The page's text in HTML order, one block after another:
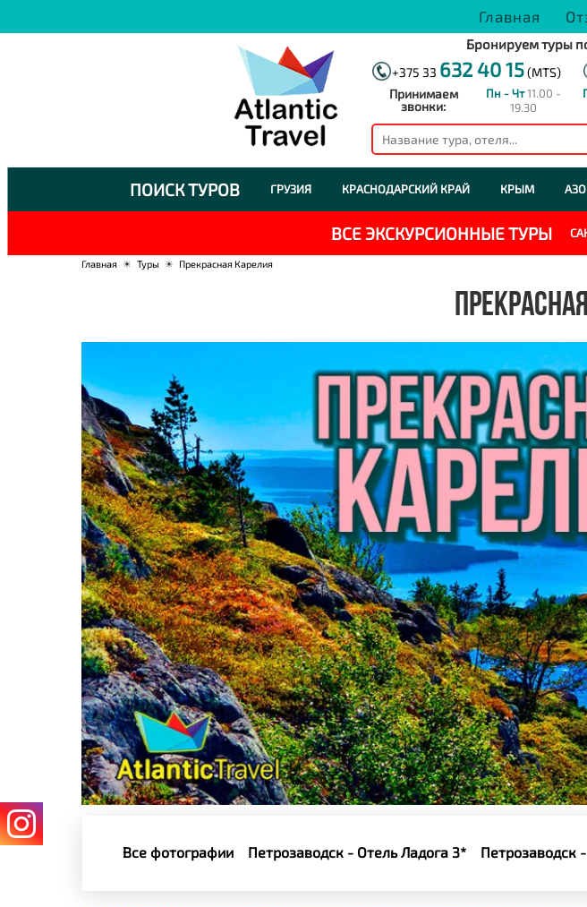
Главная
Бронируем туры
+375 33 632 40 15(MTS)
Принимаем
звонки:
Пн - Чт11.00 -
19.30
ПОИСК ТУРОВ ГРУЗИЯ КРАСНОДАРСКИЙ КРАЙ КРЫМ
ВСЕ ЭКСКУРСИОННЫЕ ТУРЫ
Главная ☀ Туры ☀ Прекрасная Карелия
Все фотографии Петрозаводск - Отель Ладога 3* Петрозаводск